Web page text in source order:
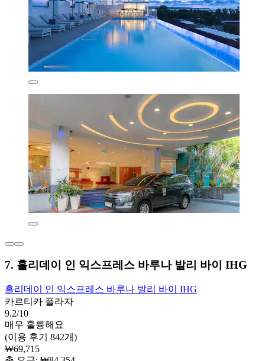
7. 홀리데이 인 익스프레스 바루나 발리 바이 IHG
홀리데이 인 익스프레스 바루나 발리 바이 IHG
카르티카 플라자
9.2/10
매우 훌륭해요
(이용 후기 842개)
₩69,715